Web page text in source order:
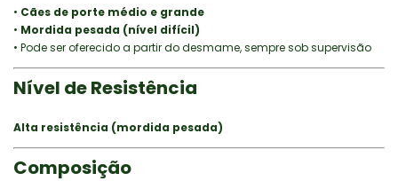
• Cães de porte médio e grande
• Mordida pesada (nível difícil)
• Pode ser oferecido a partir do desmame, sempre sob supervisão
Nível de Resistência
Alta resistência (mordida pesada)
Composição